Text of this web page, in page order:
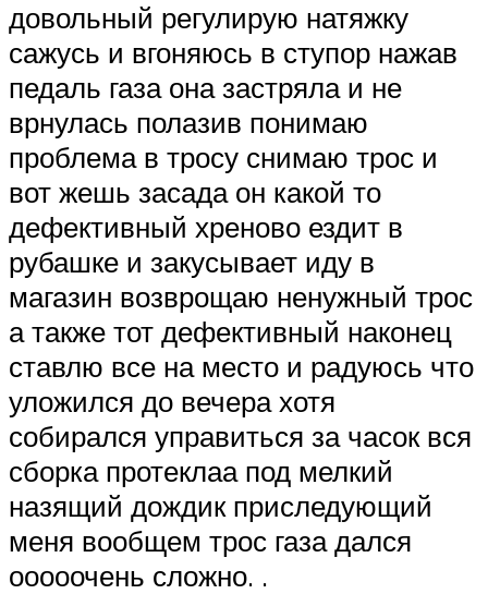
довольный регулирую натяжку
сажусь и вгоняюсь в ступор нажав
педаль газа она застряла и не
врнулась полазив понимаю
проблема в тросу снимаю трос и
вот жешь засада он какой то
дефективный хреново ездит в
рубашке и закусывает иду в
магазин возврощаю ненужный трос
а также тот дефективный наконец
ставлю все на место и радуюсь что
уложился до вечера хотя
собирался управиться за часок вся
сборка протеклаа под мелкий
назящий дождик приследующий
меня вообщем трос газа дался
ооооочень сложно. .